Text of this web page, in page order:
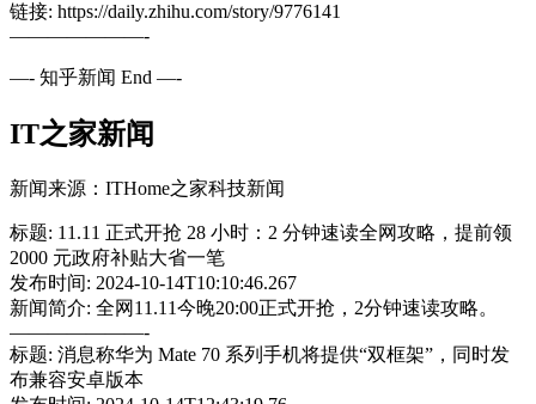
链接: https://daily.zhihu.com/story/9776141
———————-
—- 知乎新闻 End —-
IT之家新闻
新闻来源：ITHome之家科技新闻
标题: 11.11 正式开抢 28 小时：2 分钟速读全网攻略，提前领
2000 元政府补贴大省一笔
发布时间: 2024-10-14T10:10:46.267
新闻简介: 全网11.11今晚20:00正式开抢，2分钟速读攻略。
———————-
标题: 消息称华为 Mate 70 系列手机将提供“双框架”，同时发
布兼容安卓版本